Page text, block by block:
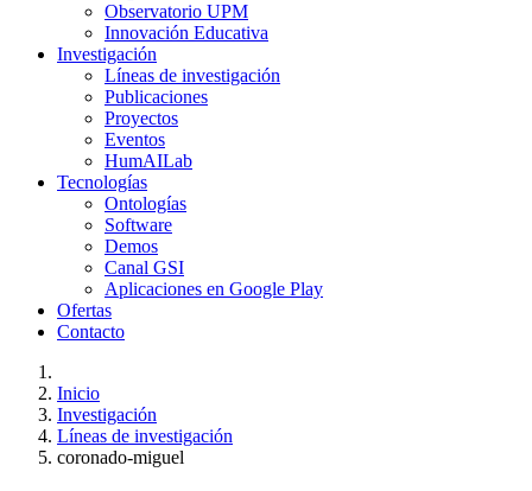
Observatorio UPM
Innovación Educativa
Investigación
Líneas de investigación
Publicaciones
Proyectos
Eventos
HumAILab
Tecnologías
Ontologías
Software
Demos
Canal GSI
Aplicaciones en Google Play
Ofertas
Contacto
Inicio
Investigación
Líneas de investigación
coronado-miguel